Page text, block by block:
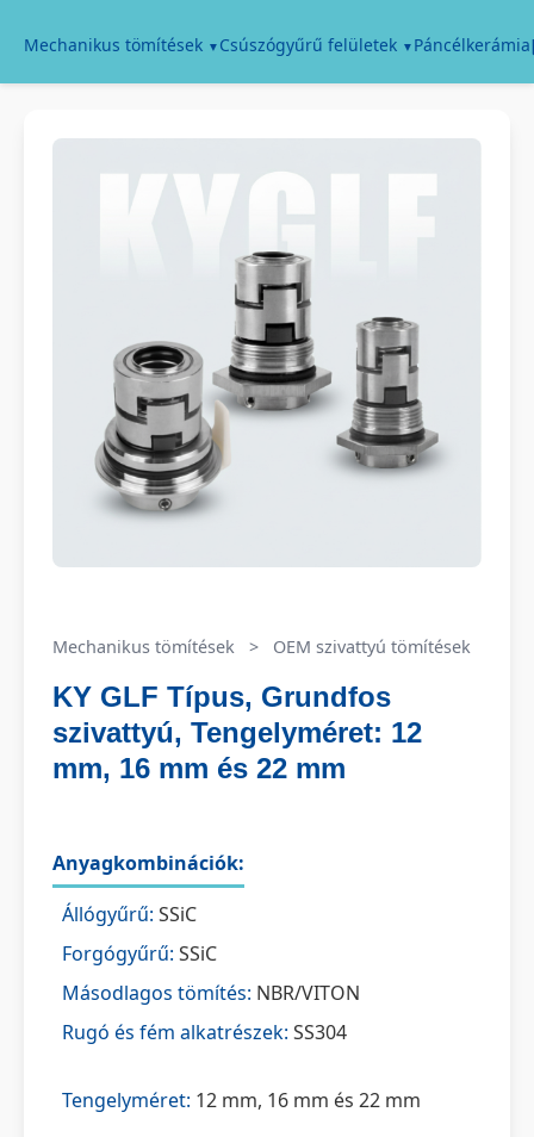
Mechanikus tömítések Csúszógyűrű felületek Páncélkerámia
Mechanikus tömítések > OEM szivattyú tömítések
KY GLF Típus, Grundfos
szivattyú, Tengelyméret: 12
mm, 16 mm és 22 mm
Anyagkombinációk:
Állógyűrű: SSiC
Forgógyűrű: SSiC
Másodlagos tömítés: NBR/VITON
Rugó és fém alkatrészek: SS304
Tengelyméret: 12 mm, 16 mm és 22 mm